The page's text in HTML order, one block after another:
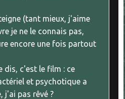
(tant mieux, j'aime
je ne le connais pas,
encore une fois partout
dis, c'est le film : ce
et psychotique a
j'ai pas rêvé ?